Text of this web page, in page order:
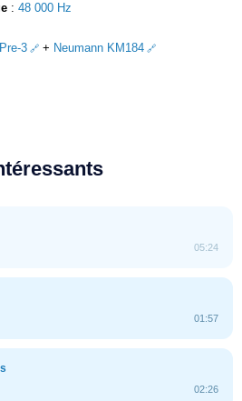
: 48 000 Hz
3 + Neumann KM184
05:24
01:57
02:26